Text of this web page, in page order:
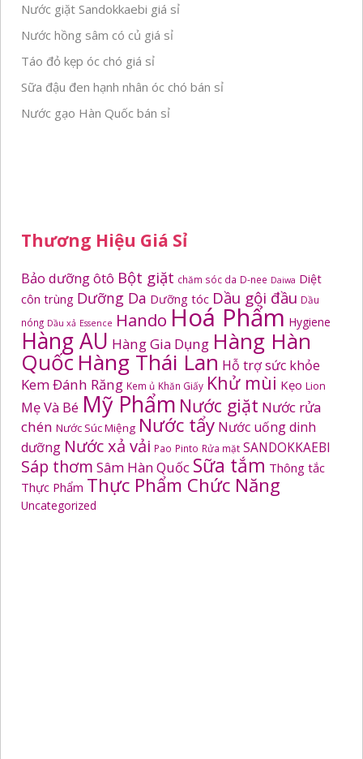
Nước giặt Sandokkaebi giá sỉ
Nước hồng sâm có củ giá sỉ
Táo đỏ kẹp óc chó giá sỉ
Sữa đậu đen hạnh nhân óc chó bán sỉ
Nước gạo Hàn Quốc bán sỉ
Thương Hiệu Giá Sỉ
Bảo dưỡng ôtô Bột giặt chăm sóc da D-nee Daiwa Diệt
côn trùng Dưỡng Da Dưỡng tóc Dầu gội đầu Dầu
nóng Dầu xả Essence Hando Hoá Phẩm Hygiene
Hàng AU Hàng Gia Dụng Hàng Hàn
Quốc Hàng Thái Lan Hỗ trợ sức khỏe
Kem Đánh Răng Kem ủ Khăn Giấy Khử mùi Kẹo Lion
Mẹ Và Bé Mỹ Phẩm Nước giặt Nước rửa
chén Nước Súc Miệng Nước tẩy Nước uống dinh
dưỡng Nước xả vải Pao Pinto Rửa mặt SANDOKKAEBI
Sáp thơm Sâm Hàn Quốc Sữa tắm Thông tắc
Thực Phẩm Thực Phẩm Chức Năng
Uncategorized